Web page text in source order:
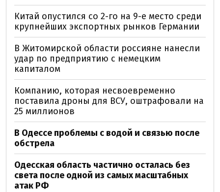
Китай опустился со 2-го на 9-е место среди
крупнейших экспортных рынков Германии
В Житомирской области россияне нанесли
удар по предприятию с немецким
капиталом
Компанию, которая несвоевременно
поставила дроны для ВСУ, оштрафовали на
25 миллионов
В Одессе проблемы с водой и связью после
обстрела
Одесская область частично осталась без
света после одной из самых масштабных
атак РФ